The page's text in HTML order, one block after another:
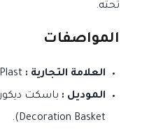
تحته.
المواصفات
العلامة التجارية :
الموديل :
Decoration Basket).